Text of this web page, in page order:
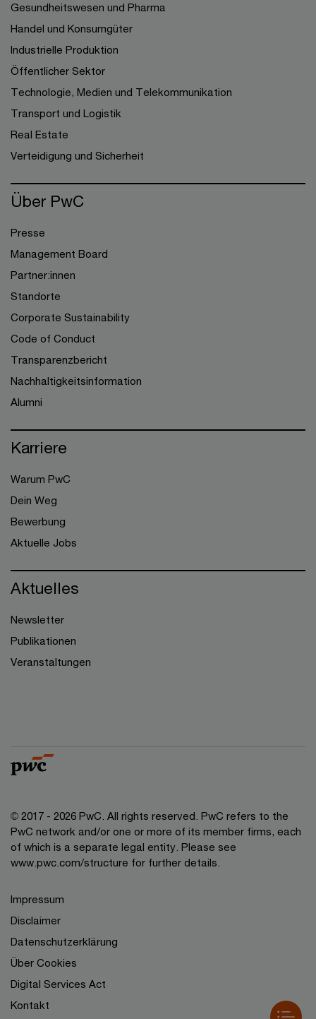
Gesundheitswesen und Pharma
Handel und Konsumgüter
Industrielle Produktion
Öffentlicher Sektor
Technologie, Medien und Telekommunikation
Transport und Logistik
Real Estate
Verteidigung und Sicherheit
Über PwC
Presse
Management Board
Partner:innen
Standorte
Corporate Sustainability
Code of Conduct
Transparenzbericht
Nachhaltigkeitsinformation
Alumni
Karriere
Warum PwC
Dein Weg
Bewerbung
Aktuelle Jobs
Aktuelles
Newsletter
Publikationen
Veranstaltungen
© 2017 - 2026 PwC. All rights reserved. PwC refers to the
PwC network and/or one or more of its member firms, each
of which is a separate legal entity. Please see
www.pwc.com/structure for further details.
Impressum
Disclaimer
Datenschutzerklärung
Über Cookies
Digital Services Act
Kontakt